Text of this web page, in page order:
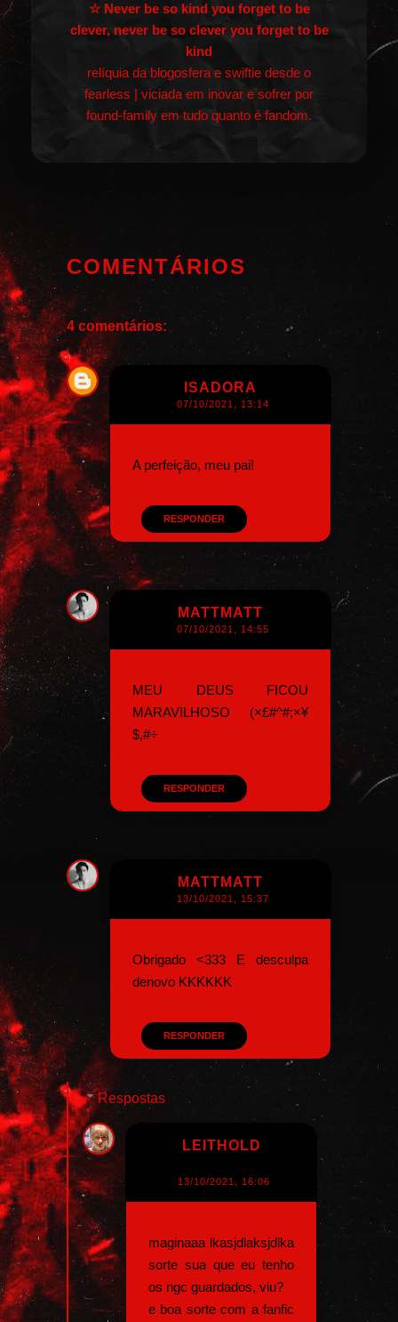
☆ Never be so kind you forget to be
clever, never be so clever you forget to be
kind
relíquia da blogosfera e swiftie desde o
fearless | viciada em inovar e sofrer por
found-family em tudo quanto é fandom.
COMENTÁRIOS
4 comentários:
ISADORA
07/10/2021, 13:14
A perfeição, meu pai!
RESPONDER
MATTMATT
07/10/2021, 14:55
MEU DEUS FICOU
MARAVILHOSO (×£#^#;×¥
$,#÷
RESPONDER
MATTMATT
13/10/2021, 15:37
Obrigado <333 E desculpa
denovo KKKKKK
RESPONDER
Respostas
LEITHOLD
13/10/2021, 16:06
maginaaa lkasjdlaksjdlka
sorte sua que eu tenho
os ngc guardados, viu?
e boa sorte com a fanfic